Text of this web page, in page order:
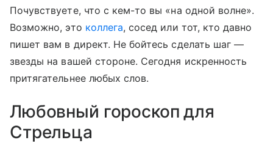
Почувствуете, что с кем-то вы «на одной волне».
Возможно, это коллега, сосед или тот, кто давно
пишет вам в директ. Не бойтесь сделать шаг —
звезды на вашей стороне. Сегодня искренность
притягательнее любых слов.
Любовный гороскоп для
Стрельца